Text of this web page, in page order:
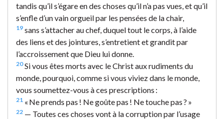
tandis qu’il s’égare en des choses qu’il n’a pas vues, et qu’il
s’enfle d’un vain orgueil par les pensées de la chair,
19 sans s’attacher au chef, duquel tout le corps, à l’aide
des liens et des jointures, s’entretient et grandit par
l’accroissement que Dieu lui donne.
20Si vous êtes morts avec le Christ aux rudiments du
monde, pourquoi, comme si vous viviez dans le monde,
vous soumettez-vous à ces prescriptions :
21 « Ne prends pas ! Ne goûte pas ! Ne touche pas ? »
22 — Toutes ces choses vont à la corruption par l’usage